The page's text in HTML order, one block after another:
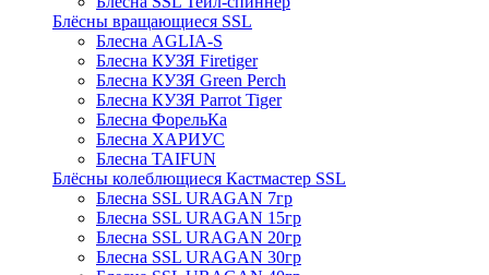
Блёсны вращающиеся SSL
Блесна AGLIA-S
Блесна КУЗЯ Firetiger
Блесна КУЗЯ Green Perch
Блесна КУЗЯ Parrot Tiger
Блесна ФорельКа
Блесна ХАРИУС
Блесна TAIFUN
Блёсны колеблющиеся Кастмастер SSL
Блесна SSL URAGAN 7гр
Блесна SSL URAGAN 15гр
Блесна SSL URAGAN 20гр
Блесна SSL URAGAN 30гр